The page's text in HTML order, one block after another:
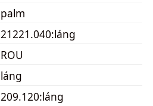
palm
21221.040:láng
ROU
láng
209.120:láng